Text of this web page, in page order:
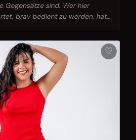
Gegensätze sind. Wer hier
brav bedient zu werden, hat
♡